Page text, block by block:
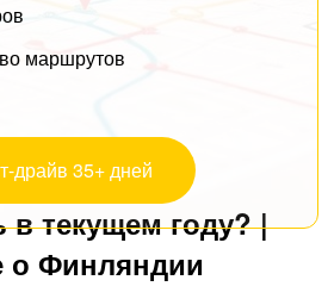
маршрутов
драйв 35+ дней
в текущем году? |
о Финляндии